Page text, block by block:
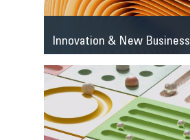
Innovation & New Business